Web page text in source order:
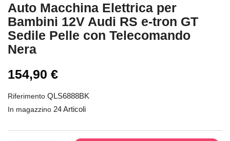
Auto Macchina Elettrica per
Bambini 12V Audi RS e-tron GT
Sedile Pelle con Telecomando
Nera
154,90 €
Riferimento QLS6888BK
In magazzino 24 Articoli